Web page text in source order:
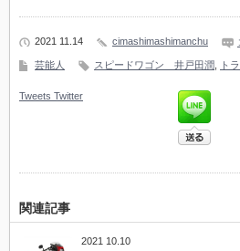
2021 11.14 cimashimashimanchu
芸能人 スピードワゴン 井戸田潤 ト
Tweets Twitter
関連記事
2021 10.10